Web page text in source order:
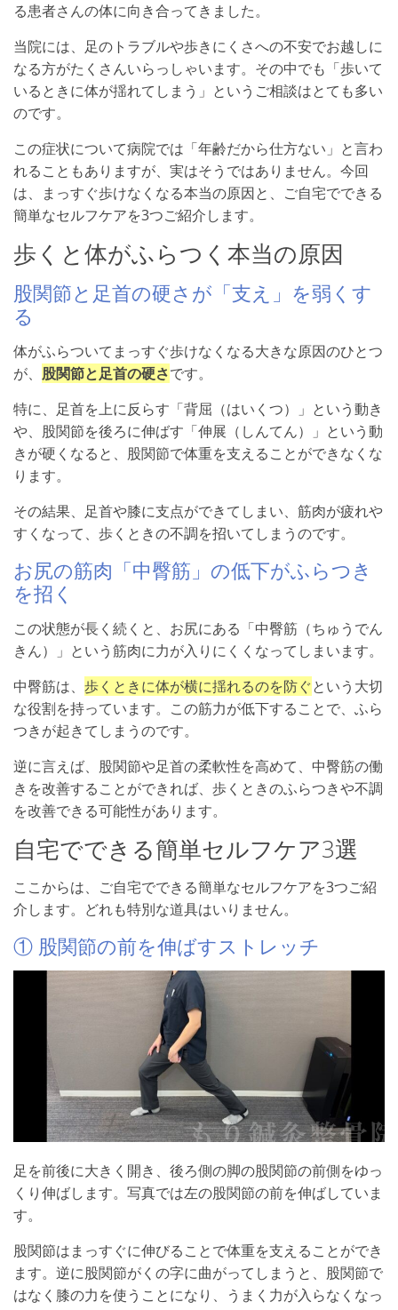
る患者さんの体に向き合ってきました。
当院には、足のトラブルや歩きにくさへの不安でお越しに
なる方がたくさんいらっしゃいます。その中でも「歩いて
いるときに体が揺れてしまう」というご相談はとても多い
のです。
この症状について病院では「年齢だから仕方ない」と言わ
れることもありますが、実はそうではありません。今回
は、まっすぐ歩けなくなる本当の原因と、ご自宅でできる
簡単なセルフケアを3つご紹介します。
歩くと体がふらつく本当の原因
股関節と足首の硬さが「支え」を弱くす
る
体がふらついてまっすぐ歩けなくなる大きな原因のひとつ
が、 股関節と足首の硬さです。
特に、足首を上に反らす「背屈（はいくつ）」という動き
や、股関節を後ろに伸ばす「伸展（しんてん）」という動
きが硬くなると、股関節で体重を支えることができなくな
ります。
その結果、足首や膝に支点ができてしまい、筋肉が疲れや
すくなって、歩くときの不調を招いてしまうのです。
お尻の筋肉「中臀筋」の低下がふらつき
を招く
この状態が長く続くと、お尻にある「中臀筋（ちゅうでん
きん）」という筋肉に力が入りにくくなってしまいます。
中臀筋は、 歩くときに体が横に揺れるのを防ぐという大切
な役割を持っています。この筋力が低下することで、ふら
つきが起きてしまうのです。
逆に言えば、股関節や足首の柔軟性を高めて、中臀筋の働
きを改善することができれば、歩くときのふらつきや不調
を改善できる可能性があります。
自宅でできる簡単セルフケア3選
ここからは、ご自宅でできる簡単なセルフケアを3つご紹
介します。どれも特別な道具はいりません。
① 股関節の前を伸ばすストレッチ
足を前後に大きく開き、後ろ側の脚の股関節の前側をゆっ
くり伸ばします。写真では左の股関節の前を伸ばしていま
す。
股関節はまっすぐに伸びることで体重を支えることができ
ます。逆に股関節がくの字に曲がってしまうと、股関節で
はなく膝の力を使うことになり、うまく力が入らなくなっ